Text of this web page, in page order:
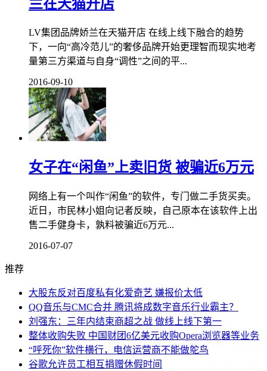
兰在天猫开店
LV集团品牌娇兰在天猫开店 在线上线下融合的趋势
下，一向“高冷范儿”的奢侈品牌开始更理智而现实地考
量第三方渠道与自身“调性”之间的平...
2016-09-10
女子在“闲鱼”上卖旧货 被骗近6万元
网络上有一个叫作“闲鱼”的软件，专门做二手货买卖。
近日，市民林小姐向记者反映，自己原本在该软件上出
售二手健身卡，孰料被骗近6万元...
2016-07-07
推荐
大股东反对百度私有化爱奇艺 嫌报价太低
QQ音乐与CMC合并 腾讯将成数字音乐行业霸主？
刘强东：三年内结束商超之战 做线上线下第一
整体收购失败 中国财团6亿美元收购Opera浏览器等业务
“呼死你”软件横行，电信运营商不能做鸵鸟
谷歌允许员工相互捐赠休假时间